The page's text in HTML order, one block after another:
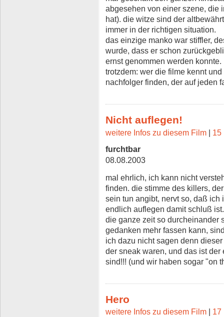
abgesehen von einer szene, die
hat). die witze sind der
immer in der richtigen situation.
das einzige manko war stiffler,
wurde, dass er schon
ernst genommen werden konnte.
trotzdem: wer die filme kennt
nachfolger finden, der auf jeden
Nicht auflegen!
weitere Infos zu diesem Film | 15
furchtbar
08.08.2003
mal ehrlich, ich kann nicht
finden. die stimme des killers,
sein tun angibt, nervt so, daß ich
endlich auflegen damit schluß
die ganze zeit so durcheinander
gedanken mehr fassen kann,
ich dazu nicht sagen denn
der sneak waren, und das ist
sind!!! (und wir haben sogar "on
Hero
weitere Infos zu diesem Film
17